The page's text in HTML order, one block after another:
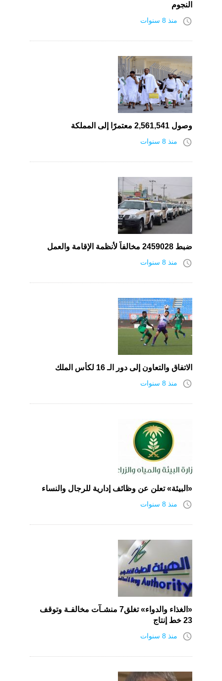
النجوم
access_time منذ 8 سنوات
وصول 2,561,541 معتمرًا إلى المملكة
access_time منذ 8 سنوات
ضبط 2459028 مخالفاً لأنظمة الإقامة والعمل
access_time منذ 8 سنوات
الاتفاق والتعاون إلى دور الـ 16 لكأس الملك
access_time منذ 8 سنوات
«البيئة» تعلن عن وظائف إدارية للرجال والنساء
access_time منذ 8 سنوات
«الغذاء والدواء» تغلق7 منشـآت مخالفـة وتوقف
23 خط إنتاج
access_time منذ 8 سنوات